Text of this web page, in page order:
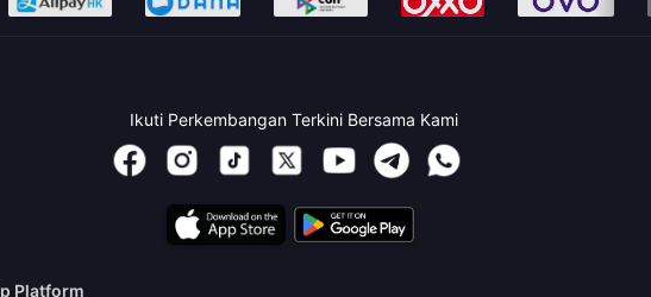
Ikuti Perkembangan Terkini Bersama Kami
Platform